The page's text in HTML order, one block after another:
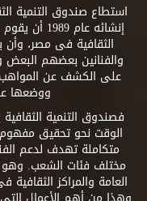
استطاع صندوق التنمية
إنشائه
الثقافية فى مصر، وأن
والفنانين بعضهم
على الكشف عن
ووضعها
فصندوق التنمية
الوقت نحو تحقيق مفهوم
متكاملة تهدف لدعم
مختلف فئات الشعب. وهو
العامة والمراكز